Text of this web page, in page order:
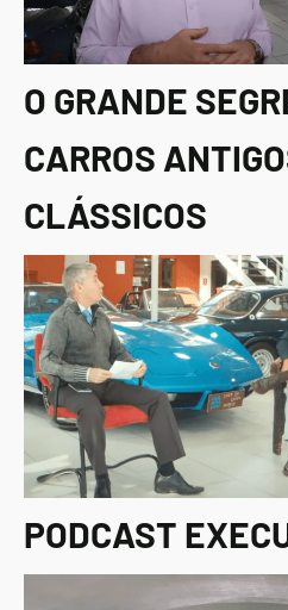
O GRANDE
CARROS
CLÁSSICOS
PODCAST